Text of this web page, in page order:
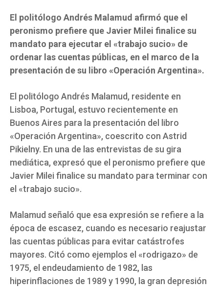
El politólogo Andrés Malamud afirmó que el
peronismo prefiere que Javier Milei finalice su
mandato para ejecutar el «trabajo sucio» de
ordenar las cuentas públicas, en el marco de la
presentación de su libro «Operación Argentina».
El politólogo Andrés Malamud, residente en
Lisboa, Portugal, estuvo recientemente en
Buenos Aires para la presentación del libro
«Operación Argentina», coescrito con Astrid
Pikielny. En una de las entrevistas de su gira
mediática, expresó que el peronismo prefiere que
Javier Milei finalice su mandato para terminar con
el «trabajo sucio».
Malamud señaló que esa expresión se refiere a la
época de escasez, cuando es necesario reajustar
las cuentas públicas para evitar catástrofes
mayores. Citó como ejemplos el «rodrigazo» de
1975, el endeudamiento de 1982, las
hiperinflaciones de 1989 y 1990, la gran depresión